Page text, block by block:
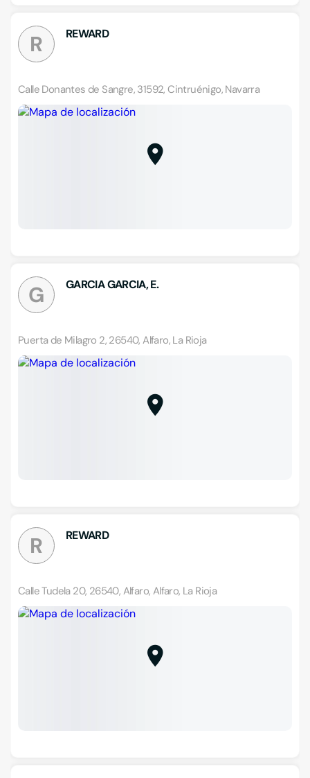
R REWARD
Calle Donantes de Sangre, 31592, Cintruénigo, Navarra
G GARCIA GARCIA, E.
Puerta de Milagro 2, 26540, Alfaro, La Rioja
R REWARD
Calle Tudela 20, 26540, Alfaro, Alfaro, La Rioja